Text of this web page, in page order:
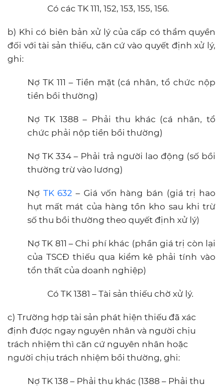
Có các TK 111, 152, 153, 155, 156.
b) Khi có biên bản xử lý của cấp có thẩm quyền
đối với tài sản thiếu, căn cứ vào quyết định xử lý,
ghi:
Nợ TK 111 – Tiền mặt (cá nhân, tổ chức nộp
tiền bồi thường)
Nợ TK 1388 – Phải thu khác (cá nhân, tổ
chức phải nộp tiền bồi thường)
Nợ TK 334 – Phải trả người lao động (số bồi
thường trừ vào lương)
Nợ TK 632 – Giá vốn hàng bán (giá trị hao
hụt mất mát của hàng tồn kho sau khi trừ
số thu bồi thường theo quyết định xử lý)
Nợ TK 811 – Chi phí khác (phần giá trị còn lại
của TSCĐ thiếu qua kiểm kê phải tính vào
tổn thất của doanh nghiệp)
Có TK 1381 – Tài sản thiếu chờ xử lý.
c) Trường hợp tài sản phát hiện thiếu đã xác
định được ngay nguyên nhân và người chịu
trách nhiệm thì căn cứ nguyên nhân hoặc
người chịu trách nhiệm bồi thường, ghi:
Nợ TK 138 – Phải thu khác (1388 – Phải thu